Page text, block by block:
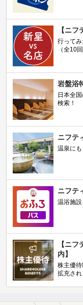
【ニフ
行って
（全10
岩盤浴
日本全
検索！
ニフテ
温泉に
ニフテ
温浴施
【ニ
内】
株主優
拡充され